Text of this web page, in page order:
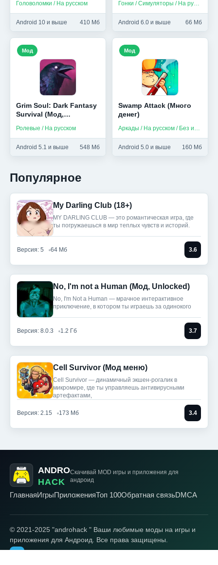
Головоломки / На русском
Android 10 и выше 410 Мб
Гонки / Симуляторы / На русском
Android 6.0 и выше 66 Мб
Grim Soul: Dark Fantasy
Survival (Мод,
Ролевые / На русском
Android 5.1 и выше 548 Мб
Мод
Swamp Attack (Много
денег)
Аркады / На русском / Без интернета
Android 5.0 и выше 160 Мб
Мод
Популярное
My Darling Club (18+)
MY DARLING CLUB — это романтическая игра, где
ты погружаешься в мир теплых чувств и историй.
Версия: 5 64 Мб 3.6
No, I'm not a Human (Мод, Unlocked)
No, I'm Not a Human — мрачное интерактивное
приключение, в котором ты играешь за одинокого
Версия: 8.0.3 1.2 Гб 3.7
Cell Survivor (Мод меню)
Cell Survivor — динамичный экшен-рогалик в
микромире, где ты управляешь антивирусными
артефактами,
Версия: 2.15 173 Мб 3.4
ANDRO
HACK
Скачивай MOD игры и приложения для
андроид
ГлавнаяИгрыПриложенияТоп 100Обратная связьDMCA
© 2021-2025 "androhack " Ваши любимые моды на игры и
приложения для Андроид. Все права защищены.